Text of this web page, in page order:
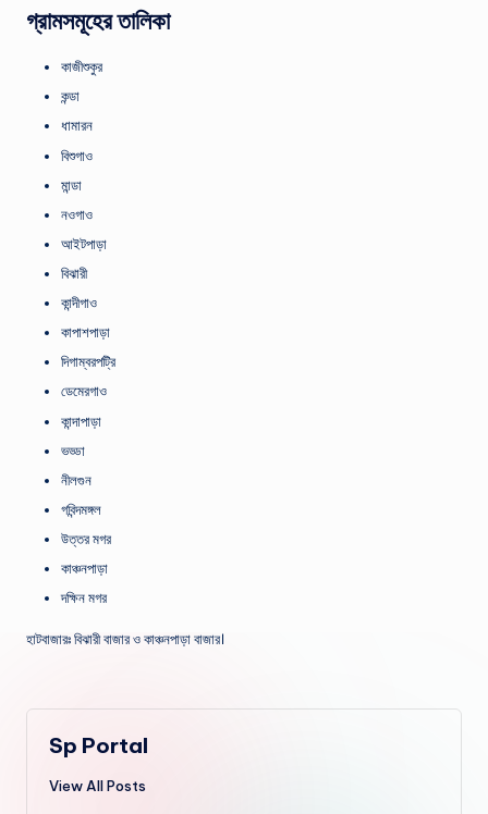
গ্রামসমূহের তালিকা
কাজীশুকুর
কন্ডা
ধামারন
বিশুগাও
মান্ডা
নওগাও
আইটপাড়া
বিঝারী
কান্দীগাও
কাপাশপাড়া
দিগাম্বরপট্রি
ডেমেরগাও
কান্দাপাড়া
ভড্ডা
নীলগুন
গবিন্দমঙ্গল
উত্তর মগর
কাঞ্চনপাড়া
দক্ষিন মগর
হাটবাজারঃ বিঝারী বাজার ও কাঞ্চনপাড়া বাজার।
Sp Portal
View All Posts